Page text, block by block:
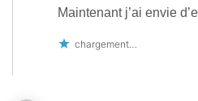
Maintenant j’ai envie
chargement…